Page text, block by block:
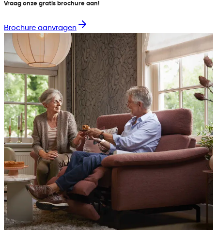
Vraag onze gratis brochure aan!
Brochure aanvragen